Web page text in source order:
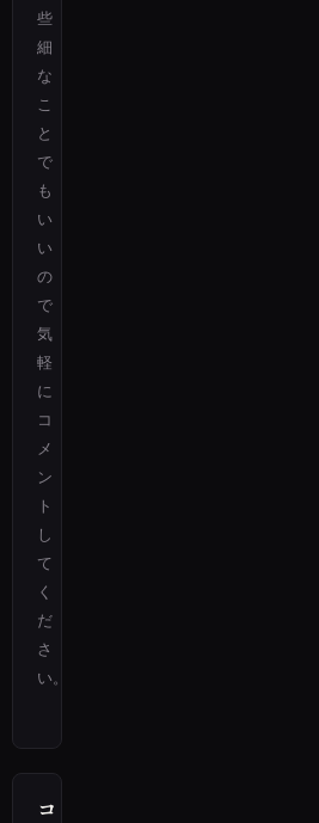
些
細
な
こ
と
で
も
い
い
の
で
気
軽
に
コ
メ
ン
ト
し
て
く
だ
さ
い。
コ